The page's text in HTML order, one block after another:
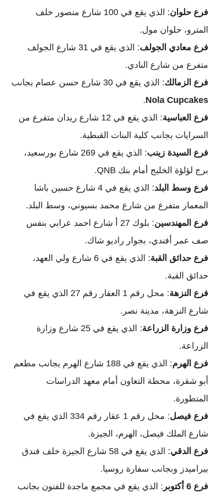
فرع حلوان
: الذي يقع في 100 شارع منصور خلف
المترو، حلوان مول.
فرع معادي الجولف
: الذي يقع في 31 شارع الجولف
متفرع من شارع النادي.
فرع الزمالك: الذي يقع في 30 شارع حسن عصام بجانب
Nola Cupcakes
.
فرع العباسية
: الذي يقع في 12 شارع ريدان متفرع من
السرايات بجانب كلية البنات القبطية.
فرع السيدة زينب
: الذي يقع في 269 شارع بورسعيد،
برج لؤلؤة الخليج أمام بنك QNB.
فرع وسط البلد
: الذي يقع في 4 شارع حسين باشا
المعمار متفرع من شارع محمد بسيوني، وسط البلد.
فرع المهندسين
: بلوك 27 أ شارع احمد عرابي بنفس
صف عمر أفندي، بجوار راديو شاك.
فرع حدائق القبة
: الذي يقع في 6 شارع ولي العهد،
حدائق القبة.
فرع النزهة
: محل رقم 1 العقار رقم 27 الذي يقع في
شارع النزهة، مدينة نصر.
فرع وزارة الزراعة
: الذي يقع في 25 شارع وزارة
الزراعة.
فرع الهرم
: الذي يقع في 188 شارع الهرم بجانب مطعم
أبو شقرة، محطة التعاون أمام معهد الدراسات
المتطورة.
فرع فيصل
: محل رقم 1 عقار رقم 334 الذي يقع في
شارع الملك فيصل، الهرم، الجيزة.
فرع الدقي
: الذي يقع في 58 شارع الجيزة خلف فندق
بيراميدز وبجانب سفارة روسيا.
فرع 6 أكتوبر
: الذي يقع في مجمع ماجدة للفنون بجانب